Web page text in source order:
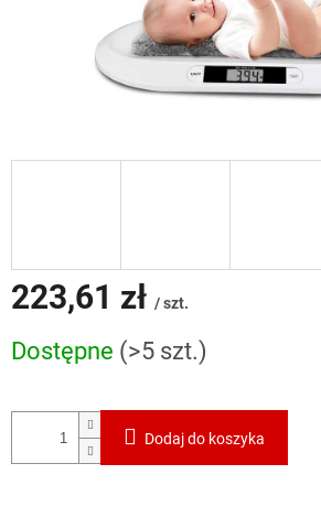
223,61 zł / szt.
jednostkowa:
Dostępne (>5 szt.)
Dodaj do koszyka